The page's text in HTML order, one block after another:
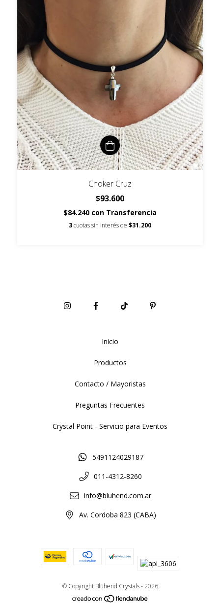
Choker Cruz
$93.600
$84.240 con Transferencia
3cuotas sin interés de $31.200
Inicio
Productos
Contacto / Mayoristas
Preguntas Frecuentes
Crystal Point - Servicio para Eventos
5491124029187
011-4312-8260
info@bluhend.com.ar
Av. Cordoba 823 (CABA)
© Copyright Blühend Crystals - 2026